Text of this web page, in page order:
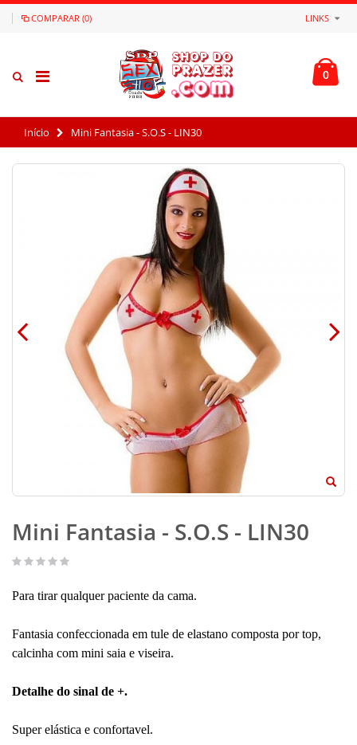
COMPARAR (0) LINKS
0
Início Mini Fantasia - S.O.S - LIN30
Mini Fantasia - S.O.S - LIN30
Para tirar qualquer paciente da cama.
Fantasia confeccionada em tule de elastano composta por top,
calcinha com mini saia e viseira.
Detalhe do sinal de +.
Super elástica e confortavel.